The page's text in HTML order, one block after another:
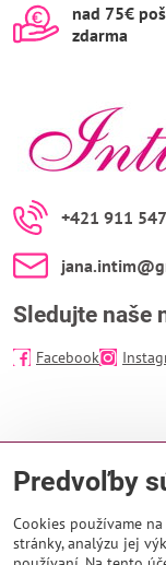
nad 75€
zdarma
+421 911
Sledujte naše
Facebook
Predvoľby
Cookies používame
stránky, analýzu jej